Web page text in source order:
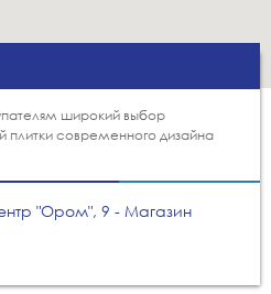
широкий выбор
плитки современного дизайна
"Ором", 9 - Магазин